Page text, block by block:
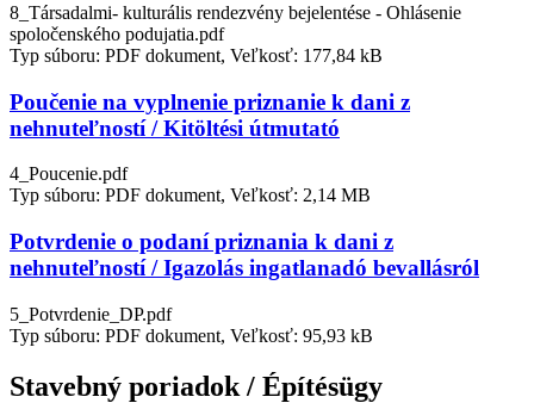
8_Társadalmi- kulturális rendezvény bejelentése - Ohlásenie
spoločenského podujatia.pdf
Typ súboru: PDF dokument, Veľkosť: 177,84 kB
Poučenie na vyplnenie priznanie k dani z
nehnuteľností / Kitöltési útmutató
4_Poucenie.pdf
Typ súboru: PDF dokument, Veľkosť: 2,14 MB
Potvrdenie o podaní priznania k dani z
nehnuteľností / Igazolás ingatlanadó bevallásról
5_Potvrdenie_DP.pdf
Typ súboru: PDF dokument, Veľkosť: 95,93 kB
Stavebný poriadok / Építésügy